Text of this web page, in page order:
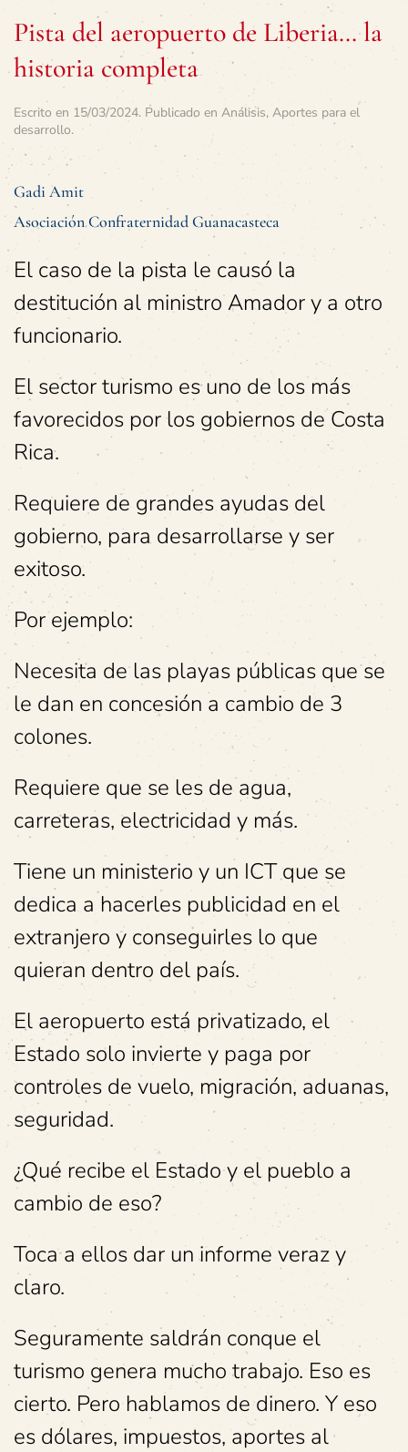
Pista del aeropuerto de Liberia… la
historia completa
Escrito en 15/03/2024. Publicado en Análisis, Aportes para el
desarrollo.
Gadi Amit
Asociación Confraternidad Guanacasteca
El caso de la pista le causó la
destitución al ministro Amador y a otro
funcionario.
El sector turismo es uno de los más
favorecidos por los gobiernos de Costa
Rica.
Requiere de grandes ayudas del
gobierno, para desarrollarse y ser
exitoso.
Por ejemplo:
Necesita de las playas públicas que se
le dan en concesión a cambio de 3
colones.
Requiere que se les de agua,
carreteras, electricidad y más.
Tiene un ministerio y un ICT que se
dedica a hacerles publicidad en el
extranjero y conseguirles lo que
quieran dentro del país.
El aeropuerto está privatizado, el
Estado solo invierte y paga por
controles de vuelo, migración, aduanas,
seguridad.
¿Qué recibe el Estado y el pueblo a
cambio de eso?
Toca a ellos dar un informe veraz y
claro.
Seguramente saldrán conque el
turismo genera mucho trabajo. Eso es
cierto. Pero hablamos de dinero. Y eso
es dólares, impuestos, aportes al